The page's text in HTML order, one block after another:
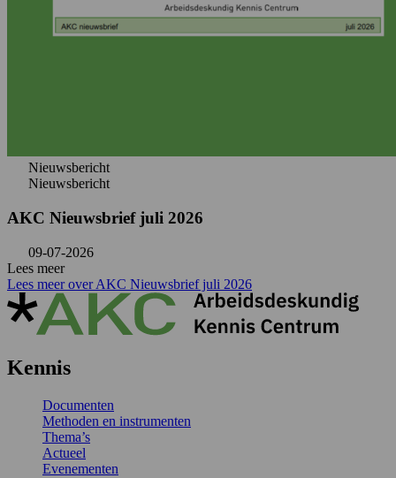
Nieuwsbericht
Nieuwsbericht
AKC Nieuwsbrief juli 2026
09-07-2026
Lees meer
Lees meer over AKC Nieuwsbrief juli 2026
Kennis
Documenten
Methoden en instrumenten
Thema’s
Actueel
Evenementen